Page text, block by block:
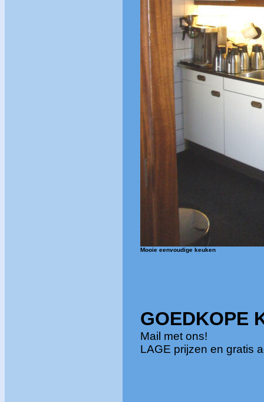
Mooie eenvoudige keuken
GOEDKOPE
Mail met ons!
LAGE prijzen en gratis